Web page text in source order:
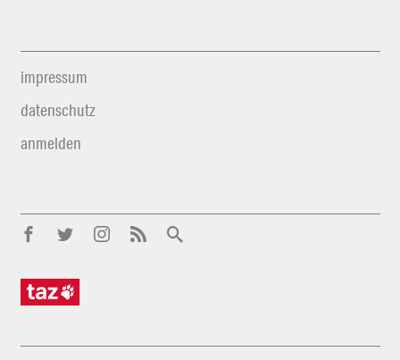
impressum
datenschutz
anmelden